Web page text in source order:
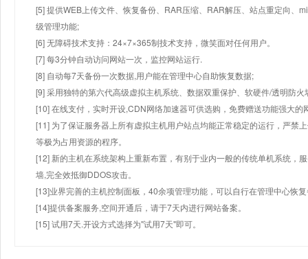
[5] 提供WEB上传文件、恢复备份、RAR压缩、RAR解压、站点重定向、
级管理功能;
[6] 无障碍技术支持：24×7×365制技术支持，微笑面对任何用户。
[7] 每3分钟自动访问网站一次，监控网站运行.
[8] 自动每7天备份一次数据,用户能在管理中心自助恢复数据;
[9] 采用独特的第六代高级虚拟主机系统、数据双重保护、软硬件/透明防火
[10] 在线支付，实时开设,CDN网络加速器可供选购，免费赠送功能强大
[11] 为了保证服务器上所有虚拟主机用户站点均能正常稳定的运行，严禁
等极为占用资源的程序。
[12] 新的主机在系统架构上重新布置，有别于业内一般的传统单机系统，
墙,完全效抵御DDOS攻击。
[13]业界完善的主机控制面板，40余项管理功能，可以自行在管理中心恢
[14]提供备案服务,空间开通后，请于7天内进行网站备案。
[15] 试用7天.开设方式选择为"试用7天"即可。